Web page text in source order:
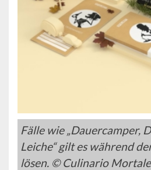
Fälle wie „Dauercamper,
Leiche“ gilt es während
lösen. © Culinario Mortale